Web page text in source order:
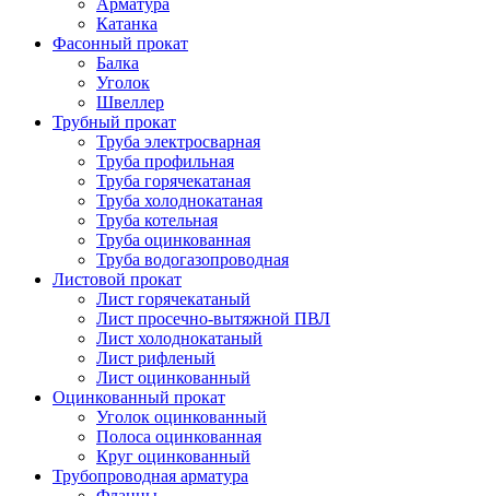
Арматура
Катанка
Фасонный прокат
Балка
Уголок
Швеллер
Трубный прокат
Труба электросварная
Труба профильная
Труба горячекатаная
Труба холоднокатаная
Труба котельная
Труба оцинкованная
Труба водогазопроводная
Листовой прокат
Лист горячекатаный
Лист просечно-вытяжной ПВЛ
Лист холоднокатаный
Лист рифленый
Лист оцинкованный
Оцинкованный прокат
Уголок оцинкованный
Полоса оцинкованная
Круг оцинкованный
Трубопроводная арматура